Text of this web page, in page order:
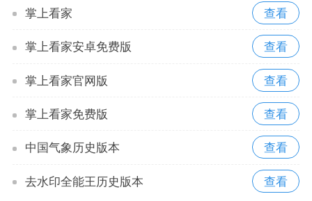
掌上看家
掌上看家安卓免费版
掌上看家官网版
掌上看家免费版
中国气象历史版本
去水印全能王历史版本